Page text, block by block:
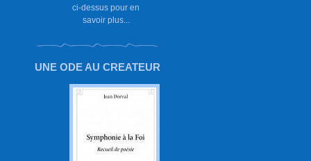
ci-dessus pour en
savoir plus...
UNE ODE AU CREATEUR